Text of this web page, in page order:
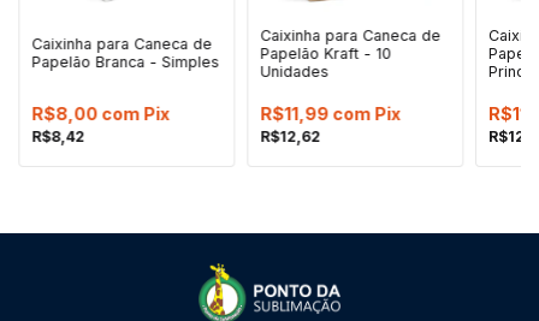
Caixinha para Caneca de
Papelão Branca - Simples
R$8,42
R$8,00 com Pix
Caixinha para Caneca de
Papelão Kraft - 10
Unidades
R$12,62
R$11,99 com Pix